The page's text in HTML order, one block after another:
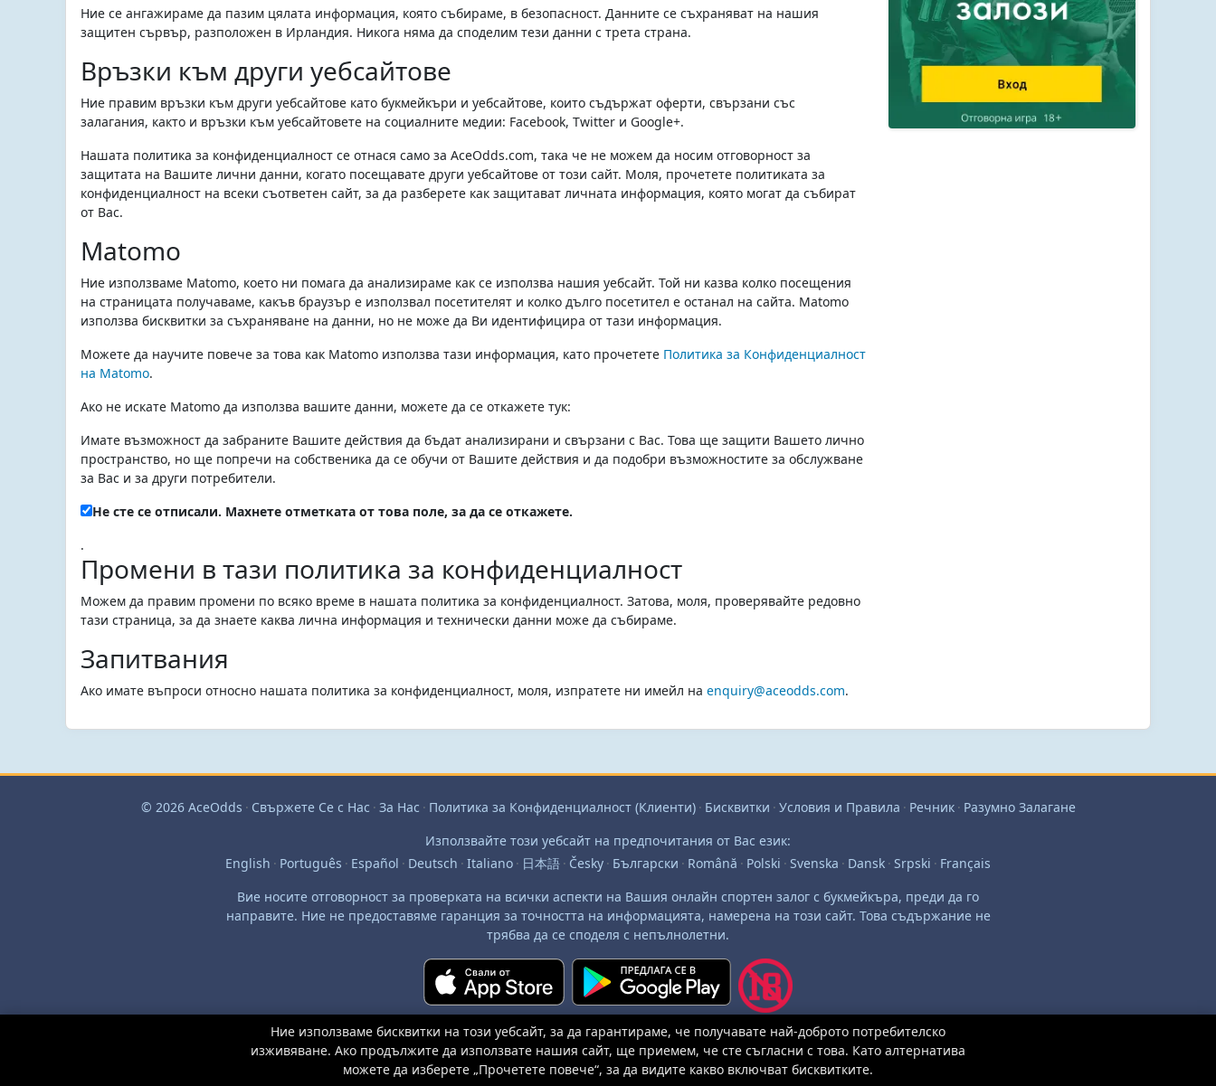
Ние се ангажираме да пазим цялата информация, която събираме, в безопасност. Данните се съхраняват на нашия
защитен сървър, разположен в Ирландия. Никога няма да споделим тези данни с трета страна.
Връзки към други уебсайтове
Ние правим връзки към други уебсайтове като букмейкъри и уебсайтове, които съдържат оферти, свързани със
залагания, както и връзки към уебсайтовете на социалните медии: Facebook, Twitter и Google+.
Нашата политика за конфиденциалност се отнася само за AceOdds.com, така че не можем да носим отговорност за
защитата на Вашите лични данни, когато посещавате други уебсайтове от този сайт. Моля, прочетете политиката за
конфиденциалност на всеки съответен сайт, за да разберете как защитават личната информация, която могат да събират
от Вас.
Matomo
Ние използваме Matomo, което ни помага да анализираме как се използва нашия уебсайт. Той ни казва колко посещения
на страницата получаваме, какъв браузър е използвал посетителят и колко дълго посетител е останал на сайта. Matomo
използва бисквитки за съхраняване на данни, но не може да Ви идентифицира от тази информация.
Можете да научите повече за това как Matomo използва тази информация, като прочетете Политика за Конфиденциалност
на Matomo.
Ако не искате Matomo да използва вашите данни, можете да се откажете тук:
Имате възможност да забраните Вашите действия да бъдат анализирани и свързани с Вас. Това ще защити Вашето лично
пространство, но ще попречи на собственика да се обучи от Вашите действия и да подобри възможностите за обслужване
за Вас и за други потребители.
Не сте се отписали. Махнете отметката от това поле, за да се откажете.
.
Промени в тази политика за конфиденциалност
Можем да правим промени по всяко време в нашата политика за конфиденциалност. Затова, моля, проверявайте редовно
тази страница, за да знаете каква лична информация и технически данни може да събираме.
Запитвания
Ако имате въпроси относно нашата политика за конфиденциалност, моля, изпратете ни имейл на enquiry@aceodds.com.
© 2026 AceOdds · Свържете Се с Нас · За Нас · Политика за Конфиденциалност (Клиенти) · Бисквитки · Условия и Правила · Речник · Разумно Залагане
Използвайте този уебсайт на предпочитания от Вас език:
English · Português · Español · Deutsch · Italiano · 日本語 · Česky · Български · Română · Polski · Svenska · Dansk · Srpski · Français
Вие носите отговорност за проверката на всички аспекти на Вашия онлайн спортен залог с букмейкъра, преди да го
направите. Ние не предоставяме гаранция за точността на информацията, намерена на този сайт. Това съдържание не
трябва да се споделя с непълнолетни.
Ние използваме бисквитки на този уебсайт, за да гарантираме, че получавате най-доброто потребителско
изживяване. Ако продължите да използвате нашия сайт, ще приемем, че сте съгласни с това. Като алтернатива
можете да изберете „Прочетете повече“, за да видите какво включват бисквитките.